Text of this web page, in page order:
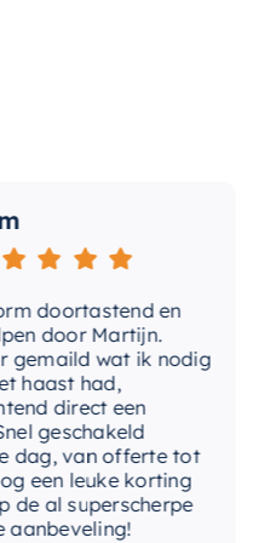
en
Martijn.
wat ik nodig
had,
direct een
van offerte tot
leuke korting
superscherpe